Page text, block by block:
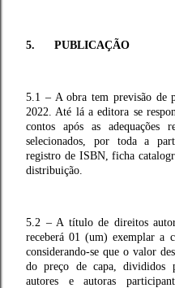
5. PUBLICAÇÃO
5.1 – A obra tem previsão de
2022. Até lá a editora se
contos após as adequações
selecionados, por toda a
registro de ISBN, ficha
distribuição.
5.2 – A título de direitos
receberá 01 (um) exemplar a
considerando-se que o valor
do preço de capa, divididos
autores e autoras